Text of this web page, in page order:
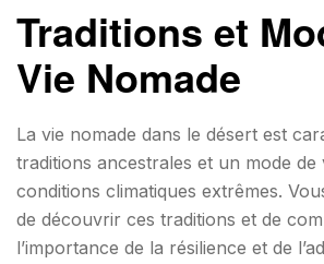
Traditions et
Vie Nomade
La vie nomade dans le désert est
traditions ancestrales et un mode de
conditions climatiques extrêmes.
de découvrir ces traditions et de
l’importance de la résilience et de